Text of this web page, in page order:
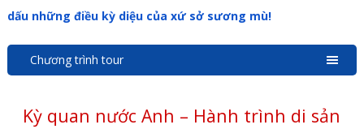
dấu những điều kỳ diệu của xứ sở sương mù!
Chương trình tour
Kỳ quan nước Anh – Hành trình di sản